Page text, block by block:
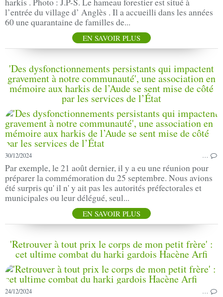
l’entrée du village d’ Anglès . Il a accueilli dans les années
60 une quarantaine de familles de...
EN SAVOIR PLUS
'Des dysfonctionnements persistants qui impactent
gravement à notre communauté', une association en
mémoire aux harkis de l’Aude se sent mise de côté
par les services de l’État
30/12/2024 …
Par exemple, le 21 août dernier, il y a eu une réunion pour
préparer la commémoration du 25 septembre. Nous avions
été surpris qu' il n' y ait pas les autorités préfectorales et
municipales ou leur délégué, seul...
EN SAVOIR PLUS
'Retrouver à tout prix le corps de mon petit frère' :
cet ultime combat du harki gardois Hacène Arfi
24/12/2024 …